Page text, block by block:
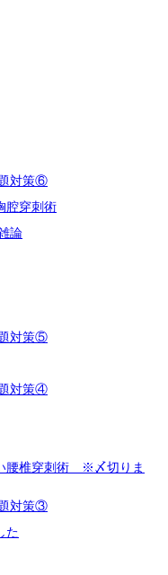
対策⑥
腔穿刺術
論
対策⑤
対策④
腰椎穿刺術 ※〆切りま
対策③
た